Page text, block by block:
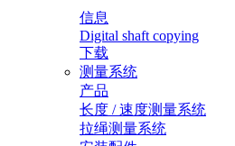
信息
Digital shaft copying
下载
测量系统
产品
长度 / 速度测量系统
拉绳测量系统